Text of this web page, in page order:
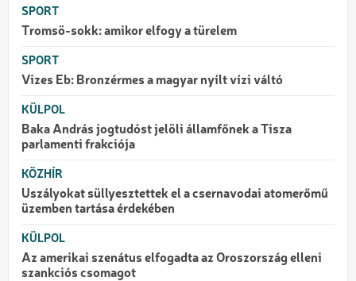
SPORT
Tromsö-sokk: amikor elfogy a türelem
SPORT
Vizes Eb: Bronzérmes a magyar nyílt vízi váltó
KÜLPOL
Baka András jogtudóst jelöli államfőnek a Tisza
parlamenti frakciója
KÖZHÍR
Uszályokat süllyesztettek el a csernavodai atomerőmű
üzemben tartása érdekében
KÜLPOL
Az amerikai szenátus elfogadta az Oroszország elleni
szankciós csomagot